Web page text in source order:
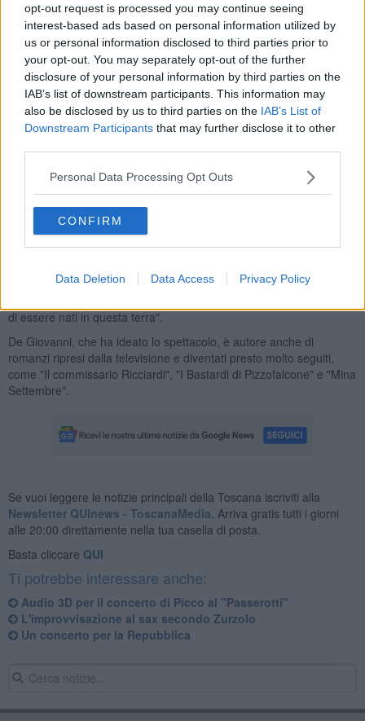
opt-out request is processed you may continue seeing
interest-based ads based on personal information utilized by
us or personal information disclosed to third parties prior to
your opt-out. You may separately opt-out of the further
disclosure of your personal information by third parties on the
IAB’s list of downstream participants. This information may
also be disclosed by us to third parties on the IAB’s List of
Downstream Participants that may further disclose it to other
Personal Data Processing Opt Outs
CONFIRM
Data Deletion Data Access Privacy Policy
de Tillaal contrabbasso. L'ingresso è libero, ma è richiesta la
prenotazione.
"Passione" è un viaggio nellastoria della canzone napoletana
un viaggio che racconta dei suoi autori, attraverso le loro storie e i
loro sentimenti che sono la radice della loro poetica che,
Il titolo, inoltre, allude anche alla famosa canzone composta nel
Bovio. "Passione è un viaggio,
storia della canzone napoletana
e dei sentimenti che hanno prodotto, incontrando la musica, questi
quello che hanno provato, le sofferenze e le gioie che hanno
di essere nati in questa terra".
De Giovanni, che ha ideato lo spettacolo, è autore anche di
romanzi ripresi dalla televisione e diventati presto molto seguiti,
come "Il commissario Ricciardi", "I Bastardi di Pizzofalcone" e "Mina
Settembre".
Se vuoi leggere le notizie principali della Toscana iscriviti alla
Newsletter QUInews - ToscanaMedia. Arriva gratis tutti i giorni
alle 20:00 direttamente nella tua casella di posta.
Basta cliccare QUI
Ti potrebbe interessare anche:
Audio 3D per il concerto di Picco al "Passerotti"
L'improvvisazione al sax secondo Zurzolo
Un concerto per la Repubblica